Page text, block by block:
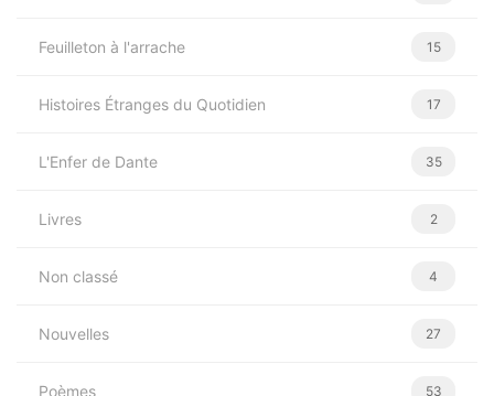
Feuilleton à l'arrache 15
Histoires Étranges du Quotidien 17
L'Enfer de Dante 35
Livres 2
Non classé 4
Nouvelles 27
Poèmes 53